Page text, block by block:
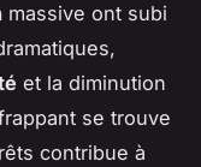
massive ont subi
et la diminution
se trouve
contribue à